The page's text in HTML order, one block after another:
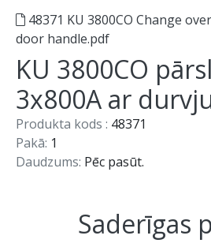
48371 KU 3800CO Change
door handle.pdf
KU 3800CO
3x800A ar
Produkta kods : 48371
Pakā: 1
Daudzums: Pēc pasūt.
Saderīgas